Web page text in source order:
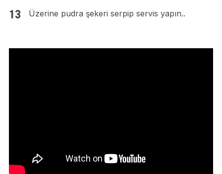
Üzerine pudra şekeri serpip servis yapın..